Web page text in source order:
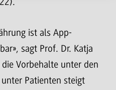
ist als App-
sagt Prof. Dr. Katja
Vorbehalte unter den
Patienten steigt